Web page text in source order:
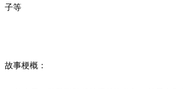
子等
故事梗概：